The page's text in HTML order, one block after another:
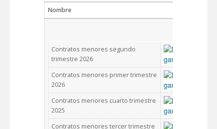
Nombre
Contratos menores segundo
trimestre 2026
Contratos menores primer trimestre
2026
Contratos menores cuarto trimestre
2025
Contratos menores tercer trimestre